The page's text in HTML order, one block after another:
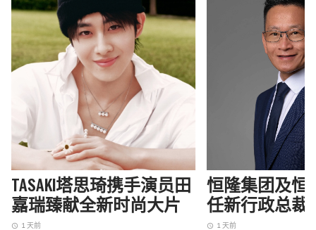
TASAKI塔思琦携手演员田
嘉瑞臻献全新时尚大片
access_time 1 天前
恒隆集团及恒
任新行政总裁
access_time 1 天前